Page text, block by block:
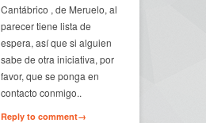
Cantábrico , de Meruelo, al
parecer tiene lista de
espera, así que si alguien
sabe de otra iniciativa, por
favor, que se ponga en
contacto conmigo..
Reply to comment→